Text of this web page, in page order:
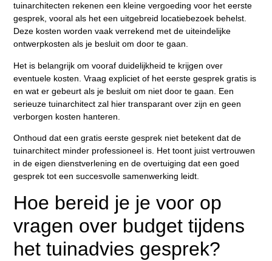
tuinarchitecten rekenen een kleine vergoeding voor het eerste
gesprek, vooral als het een uitgebreid locatiebezoek behelst.
Deze kosten worden vaak verrekend met de uiteindelijke
ontwerpkosten als je besluit om door te gaan.
Het is belangrijk om vooraf duidelijkheid te krijgen over
eventuele kosten. Vraag expliciet of het eerste gesprek gratis is
en wat er gebeurt als je besluit om niet door te gaan. Een
serieuze tuinarchitect zal hier transparant over zijn en geen
verborgen kosten hanteren.
Onthoud dat een gratis eerste gesprek niet betekent dat de
tuinarchitect minder professioneel is. Het toont juist vertrouwen
in de eigen dienstverlening en de overtuiging dat een goed
gesprek tot een succesvolle samenwerking leidt.
Hoe bereid je je voor op
vragen over budget tijdens
het tuinadvies gesprek?